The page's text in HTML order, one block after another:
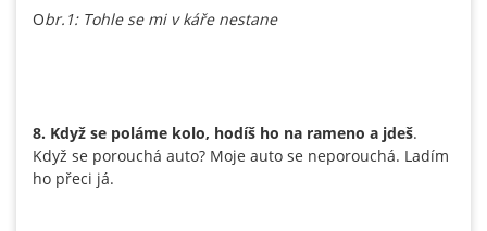
Obr.1: Tohle se mi v káře nestane
8. Když se poláme kolo, hodíš ho na rameno a jdeš.
Když se porouchá auto? Moje auto se neporouchá. Ladím
ho přeci já.